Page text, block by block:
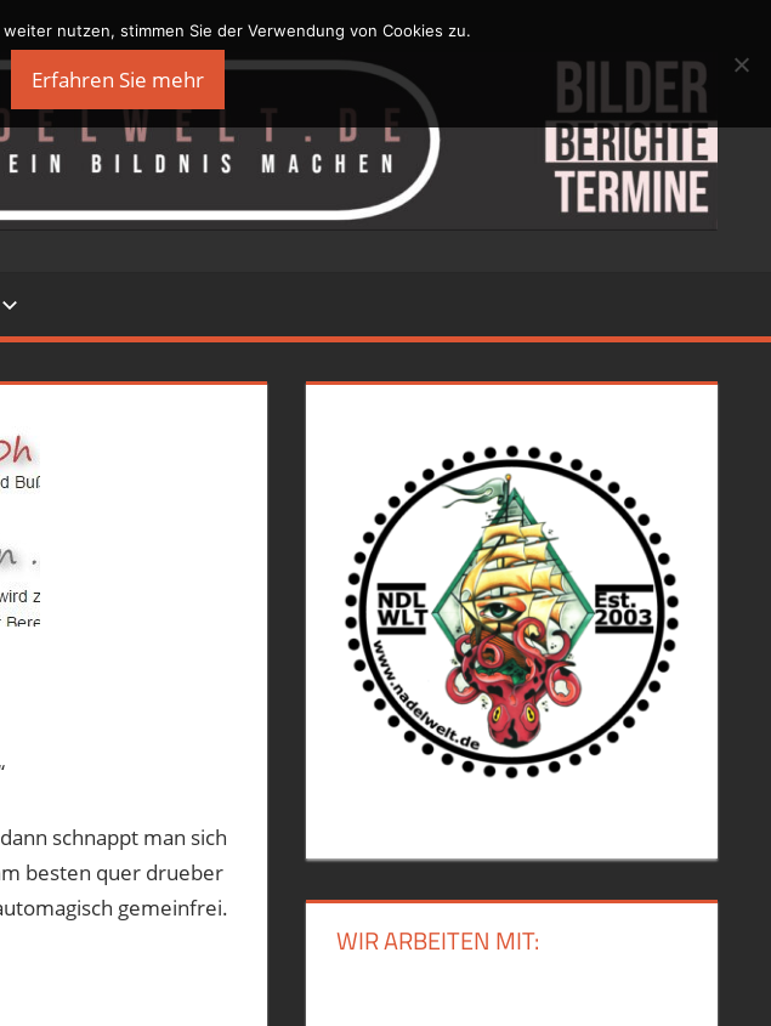
schnappt man sich
besten quer drueber
gemeinfrei.
WIR ARBEITEN MIT:
nutzen, stimmen Sie der Verwendung von Cookies zu.
Erfahren Sie mehr